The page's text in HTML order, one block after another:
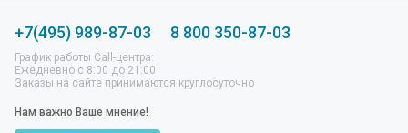
+7(495) 989-87-03 8 800 350-87-03
График работы Call-центра:
Ежедневно с 8:00 до 21:00
Заказы на сайте принимаются круглосуточно
Нам важно Ваше мнение!